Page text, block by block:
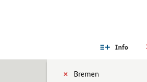
Info
Bremen